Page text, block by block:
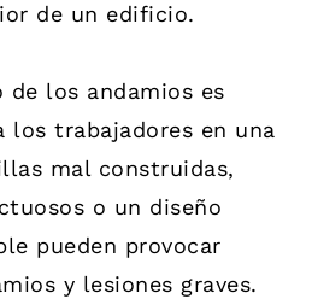
de un edificio.
los andamios es
los trabajadores en una
mal construidas,
o un diseño
pueden provocar
y lesiones graves.